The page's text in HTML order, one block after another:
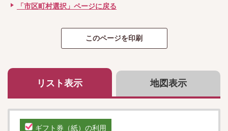
「市区町村選択」ページに戻る
リスト表示 地図表示
ギフト券（紙）の利用